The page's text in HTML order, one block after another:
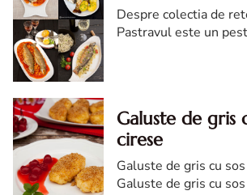
Despre colectia de
Pastravul este un
Galuste de gris
cirese
Galuste de gris cu
Galuste de gris cu